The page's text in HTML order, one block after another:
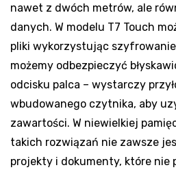
nawet z dwóch metrów, ale
danych. W modelu T7 Touch
pliki wykorzystując
możemy odbezpieczyć
odcisku palca – wystarczy
wbudowanego czytnika, aby
zawartości. W niewielkiej
takich rozwiązań nie zawsze
projekty i dokumenty, które nie